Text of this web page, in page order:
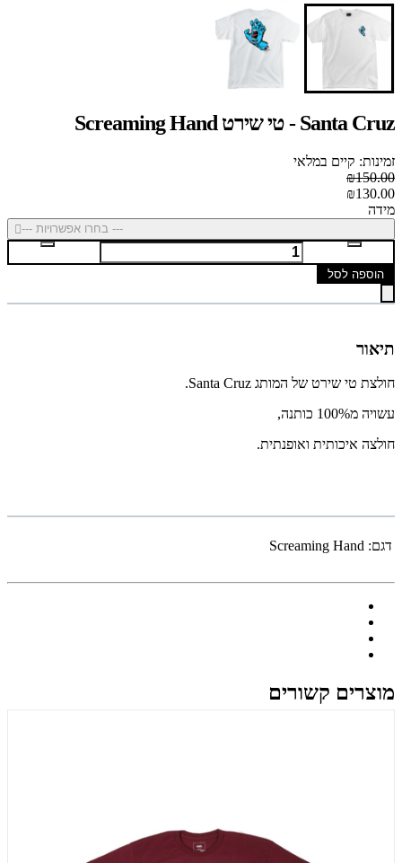
Santa Cruz - טי שירט Screaming Hand
זמינות: קיים במלאי
₪150.00
₪130.00
מידה
--- בחרו אפשרויות ---
הוספה לסל
תיאור
חולצת טי שירט של המותג Santa Cruz.
עשויה מ100% כותנה,
חולצה איכותית ואופנתית.
דגם: Screaming Hand
מוצרים קשורים